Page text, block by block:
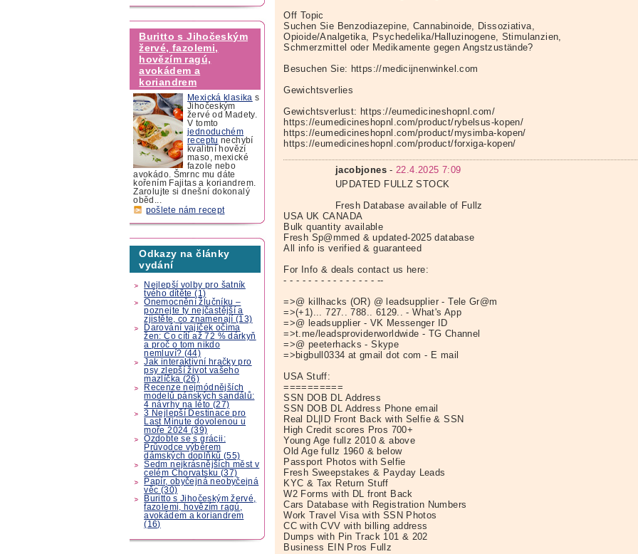
Buritto s Jihočeským
žervé, fazolemi,
hovězím ragú,
avokádem a
koriandrem
Mexická klasika s
Jihočeským
žervé od Madety.
V tomto
jednoduchém
receptu nechybí
kvalitní hovězí
maso, mexické
fazole nebo
avokádo. Šmrnc mu dáte
kořením Fajitas a koriandrem.
Zarolujte si dnešní dokonalý
oběd...
pošlete nám recept
Odkazy na články
vydání
Nejlepší volby pro šatník
tvého dítěte (1)
Onemocnění žlučníku –
poznejte ty nejčastější a
zjistěte, co znamenají (13)
Darování vajíček očima
žen: Co cítí až 72 % dárkyň
a proč o tom nikdo
nemluví? (44)
Jak interaktivní hračky pro
psy zlepší život vašeho
mazlíčka (26)
Recenze nejmódnějších
modelů pánských sandálů:
4 návrhy na léto (27)
3 Nejlepší Destinace pro
Last Minute dovolenou u
moře 2024 (39)
Ozdobte se s grácii:
Průvodce výběrem
dámských doplňků (55)
Sedm nejkrásnějších měst v
celém Chorvatsku (37)
Papír, obyčejná neobyčejná
věc (30)
Buritto s Jihočeským žervé,
fazolemi, hovězím ragú,
avokádem a koriandrem
(16)
Off Topic
Suchen Sie Benzodiazepine, Cannabinoide, Dissoziativa,
Opioide/Analgetika, Psychedelika/Halluzinogene, Stimulanzien,
Schmerzmittel oder Medikamente gegen Angstzustände?
Besuchen Sie: https://medicijnenwinkel.com
Gewichtsverlies
Gewichtsverlust: https://eumedicineshopnl.com/
https://eumedicineshopnl.com/product/rybelsus-kopen/
https://eumedicineshopnl.com/product/mysimba-kopen/
https://eumedicineshopnl.com/product/forxiga-kopen/
jacobjones-22.4.2025 7:09
UPDATED FULLZ STOCK
Fresh Database available of Fullz
USA UK CANADA
Bulk quantity available
Fresh Sp@mmed & updated-2025 database
All info is verified & guaranteed
For Info & deals contact us here:
- - - - - - - - - - - - - - - --
=>@ killhacks (OR) @ leadsupplier - Tele Gr@m
=>(+1)... 727.. 788.. 6129.. - What's App
=>@ leadsupplier - VK Messenger ID
=>t.me/leadsproviderworldwide - TG Channel
=>@ peeterhacks - Skype
=>bigbull0334 at gmail dot com - E mail
USA Stuff:
==========
SSN DOB DL Address
SSN DOB DL Address Phone email
Real DL|ID Front Back with Selfie & SSN
High Credit scores Pros 700+
Young Age fullz 2010 & above
Old Age fullz 1960 & below
Passport Photos with Selfie
Fresh Sweepstakes & Payday Leads
KYC & Tax Return Stuff
W2 Forms with DL front Back
Cars Database with Registration Numbers
Work Travel Visa with SSN Photos
CC with CVV with billing address
Dumps with Pin Track 101 & 202
Business EIN Pros Fullz